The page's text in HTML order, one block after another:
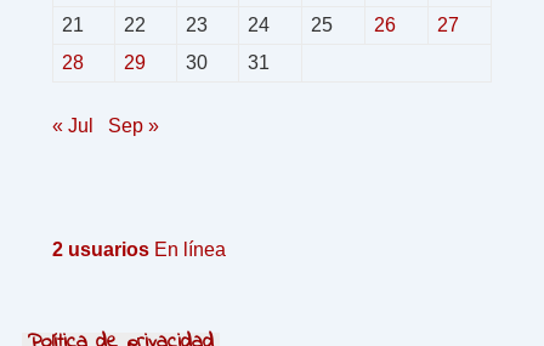
21
22 23 24 25 26
27
28
29 30 31
« Jul Sep »
2 usuarios En línea